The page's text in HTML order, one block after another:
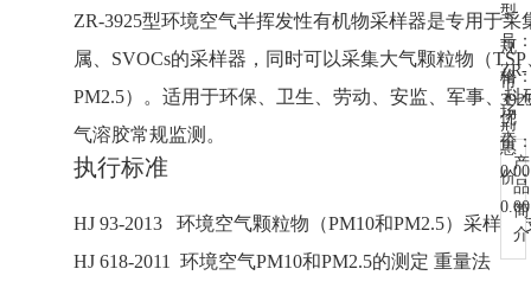
型
号
ZR-
型
规
格
市
场
价
0.00
优
惠
价
0.00
产
品
简
ZR-3925型环境空气半挥发性有机物采样器是专用于采
属、SVOCs的采样器，同时可以采集大气颗粒物（TSP
PM2.5）。适用于环保、卫生、劳动、安监、军事、科
气溶胶常规监测。
执行标准
HJ 93-2013 环境空气颗粒物（PM10和PM2.5）采样器
HJ 618-2011 环境空气PM10和PM2.5的测定 重量法